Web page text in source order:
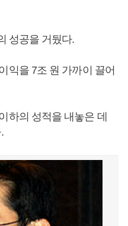
성공을 거뒀다.
익을 7조 원 가까이 끌어
하의 성적을 내놓은 데